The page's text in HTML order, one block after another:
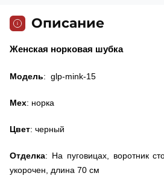
Описание
Женская норковая шубка
Модель: glp-mink-15
Мех: норка
Цвет: черный
Отделка: На пуговицах, воротник
укорочен, длина 70 см